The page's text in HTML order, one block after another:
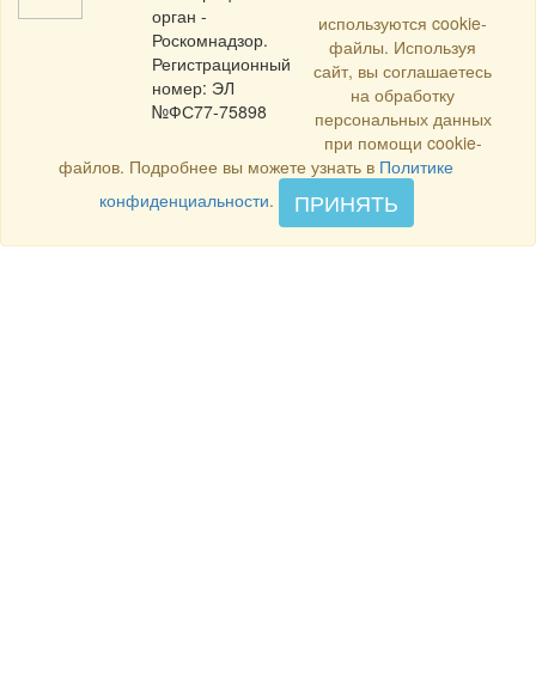
орган -
Роскомнадзор.
Регистрационный
номер: ЭЛ
№ФС77-75898
используются cookie-
файлы. Используя
сайт, вы соглашаетесь
на обработку
персональных данных
при помощи cookie-
файлов. Подробнее вы можете узнать в Политике
конфиденциальности. ПРИНЯТЬ